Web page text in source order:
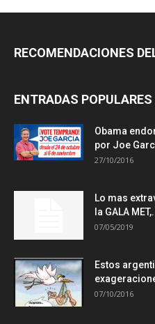
RECOMENDACIONES
ENTRADAS POPULARES
Obama
por Joe
27/10/2016
Lo mas
la GALA
07/05/2019
Estos
07/10/2016